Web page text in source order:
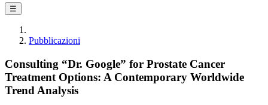
☰
Pubblicazioni
Consulting “Dr. Google” for Prostate Cancer
Treatment Options: A Contemporary Worldwide
Trend Analysis